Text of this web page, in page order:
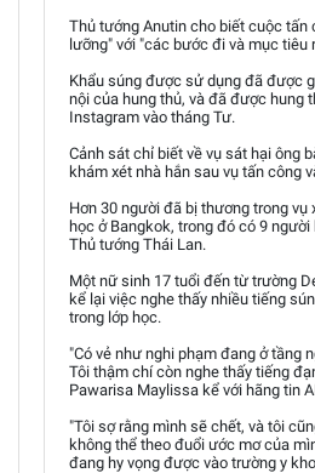
Thủ tướng Anutin cho biết cuộc tấn
lưỡng" với "các bước đi và mục tiêu
Khẩu súng được sử dụng đã được
nội của hung thủ, và đã được hung
Instagram vào tháng Tư.
Cảnh sát chỉ biết về vụ sát hại ông
khám xét nhà hắn sau vụ tấn công
Hơn 30 người đã bị thương trong
học ở Bangkok, trong đó có 9
Thủ tướng Thái Lan.
Một nữ sinh 17 tuổi đến từ trường
kể lại việc nghe thấy nhiều tiếng
trong lớp học.
"Có vẻ như nghi phạm đang ở tầng
Tôi thậm chí còn nghe thấy tiếng
Pawarisa Maylissa kể với hãng tin
"Tôi sợ rằng mình sẽ chết, và tôi
không thể theo đuổi ước mơ của
đang hy vọng được vào trường y